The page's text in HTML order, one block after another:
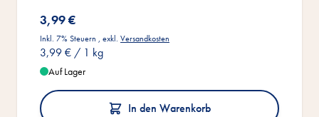
3,99 €
Inkl. 7% Steuern , exkl. Versandkosten
3,99 € / 1 kg
Auf Lager
In den Warenkorb